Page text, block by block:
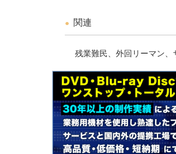
関連
残業難民、外回リーマン、